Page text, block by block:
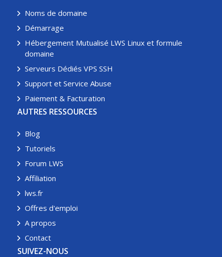
Noms de domaine
Démarrage
Hébergement Mutualisé LWS Linux et formule
domaine
Serveurs Dédiés VPS SSH
Support et Service Abuse
Paiement & Facturation
AUTRES RESSOURCES
Blog
Tutoriels
Forum LWS
Affiliation
lws.fr
Offres d'emploi
A propos
Contact
SUIVEZ-NOUS